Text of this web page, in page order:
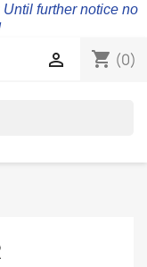
further notice no
shopping_cart (0)
